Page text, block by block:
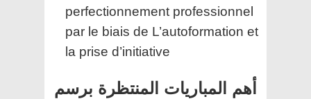
perfectionnement professionnel
par le biais de L’autoformation et
la prise d’initiative
أهم المباريات المنتظرة برسم